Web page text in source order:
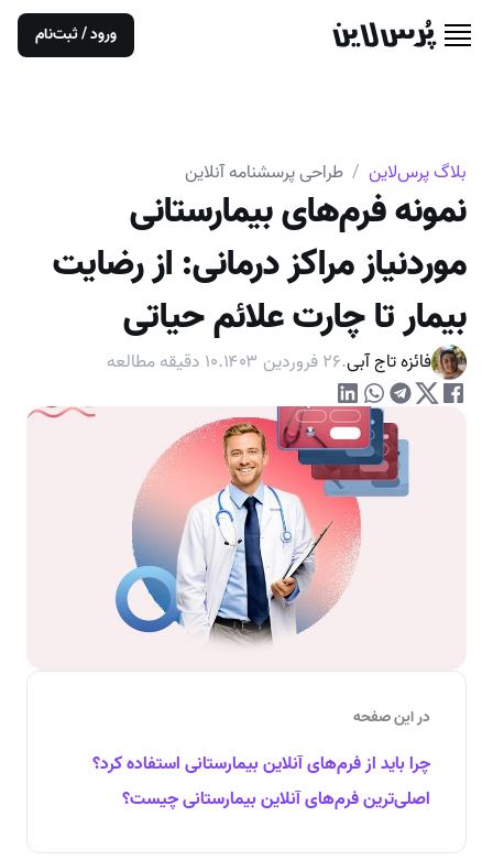
ورود / ثبت‌نام
بلاگ پرس‌لاین / طراحی پرسشنامه آنلاین
نمونه فرم‌های بیمارستانی
موردنیاز مراکز درمانی: از رضایت
بیمار تا چارت علائم حیاتی
فائزه تاج آبی.۲۶ فروردین ۱۴۰۳ .۱۰ دقیقه مطالعه
در این صفحه
چرا باید از فرم‌های آنلاین بیمارستانی استفاده کرد؟
اصلی‌ترین فرم‌های آنلاین بیمارستانی چیست؟